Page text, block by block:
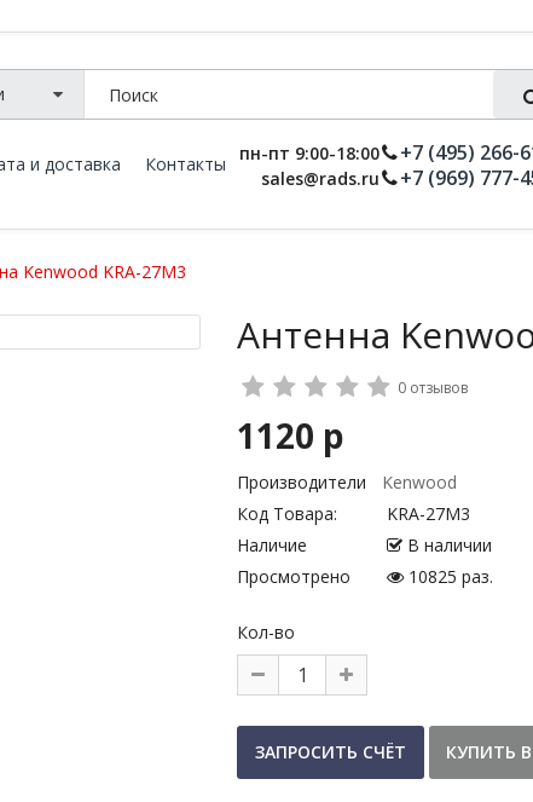
и доставка Контакты
пн-пт 9:00-18:00
sales@rads.ru
+7 (495) 266-
+7 (969) 777-
Kenwood KRA-27M3
Антенна
0 отзывов
1120 р
Производители
Kenwood
Код Товара:
KRA-27M3
Наличие
В наличии
Просмотрено
10825 раз.
Кол-во